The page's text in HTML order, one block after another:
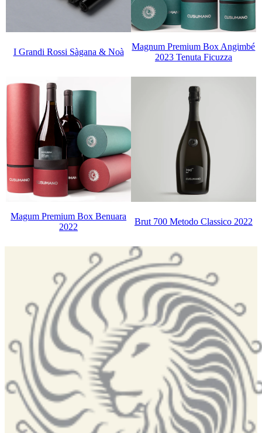
I Grandi Rossi Sàgana & Noà
Magnum Premium Box Angimbé
2023 Tenuta Ficuzza
Magum Premium Box Benuara
2022
Brut 700 Metodo Classico 2022